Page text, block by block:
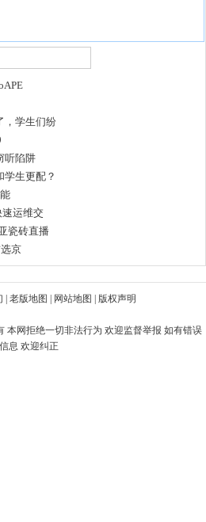
，学生们纷
听陷阱
学生更配？
运维交
瓷砖直播
京
老版地图 网站地图 版权声明
本网拒绝一切非法行为 欢迎监督举报 如有错误
信息 欢迎纠正